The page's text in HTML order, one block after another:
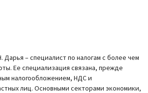
Дарья – специалист по налогам с более чем
Ее специализация связана, прежде
налогообложением, НДС и
лиц. Основными секторами экономики,